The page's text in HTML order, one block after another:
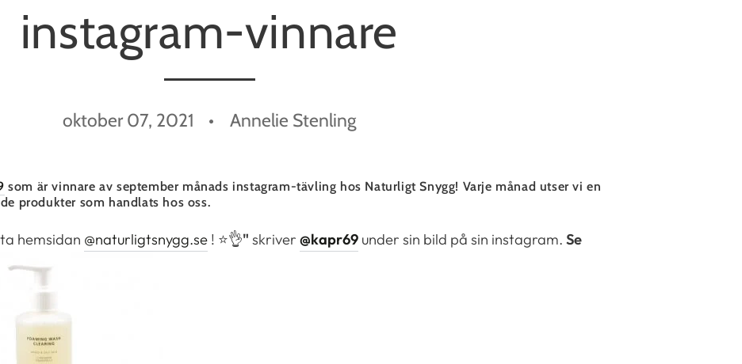
instagram-vinnare
oktober 07, 2021 Annelie Stenling
som är vinnare av september månads instagram-tävling hos Naturligt Snygg! Varje månad utser vi en
produkter som handlats hos oss.
hemsidan @naturligtsnygg.se! ⭐️👌" skriver @kapr69under sin bild på sin instagram. Se